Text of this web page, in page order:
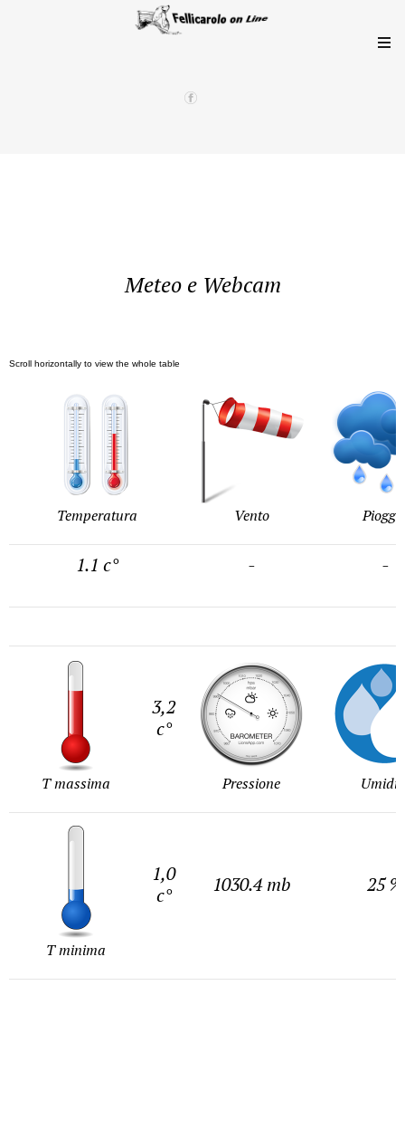
Meteo e Webcam
Temperatura Vento
1.1 c° - -
T massima
3,2
c°
Pressione
T minima
1,0
c°
1030.4 mb 25 %